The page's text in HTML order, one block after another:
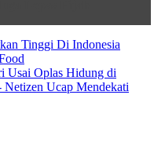
Tinggi Di Indonesia
Usai Oplas Hidung di
Ucap Mendekati